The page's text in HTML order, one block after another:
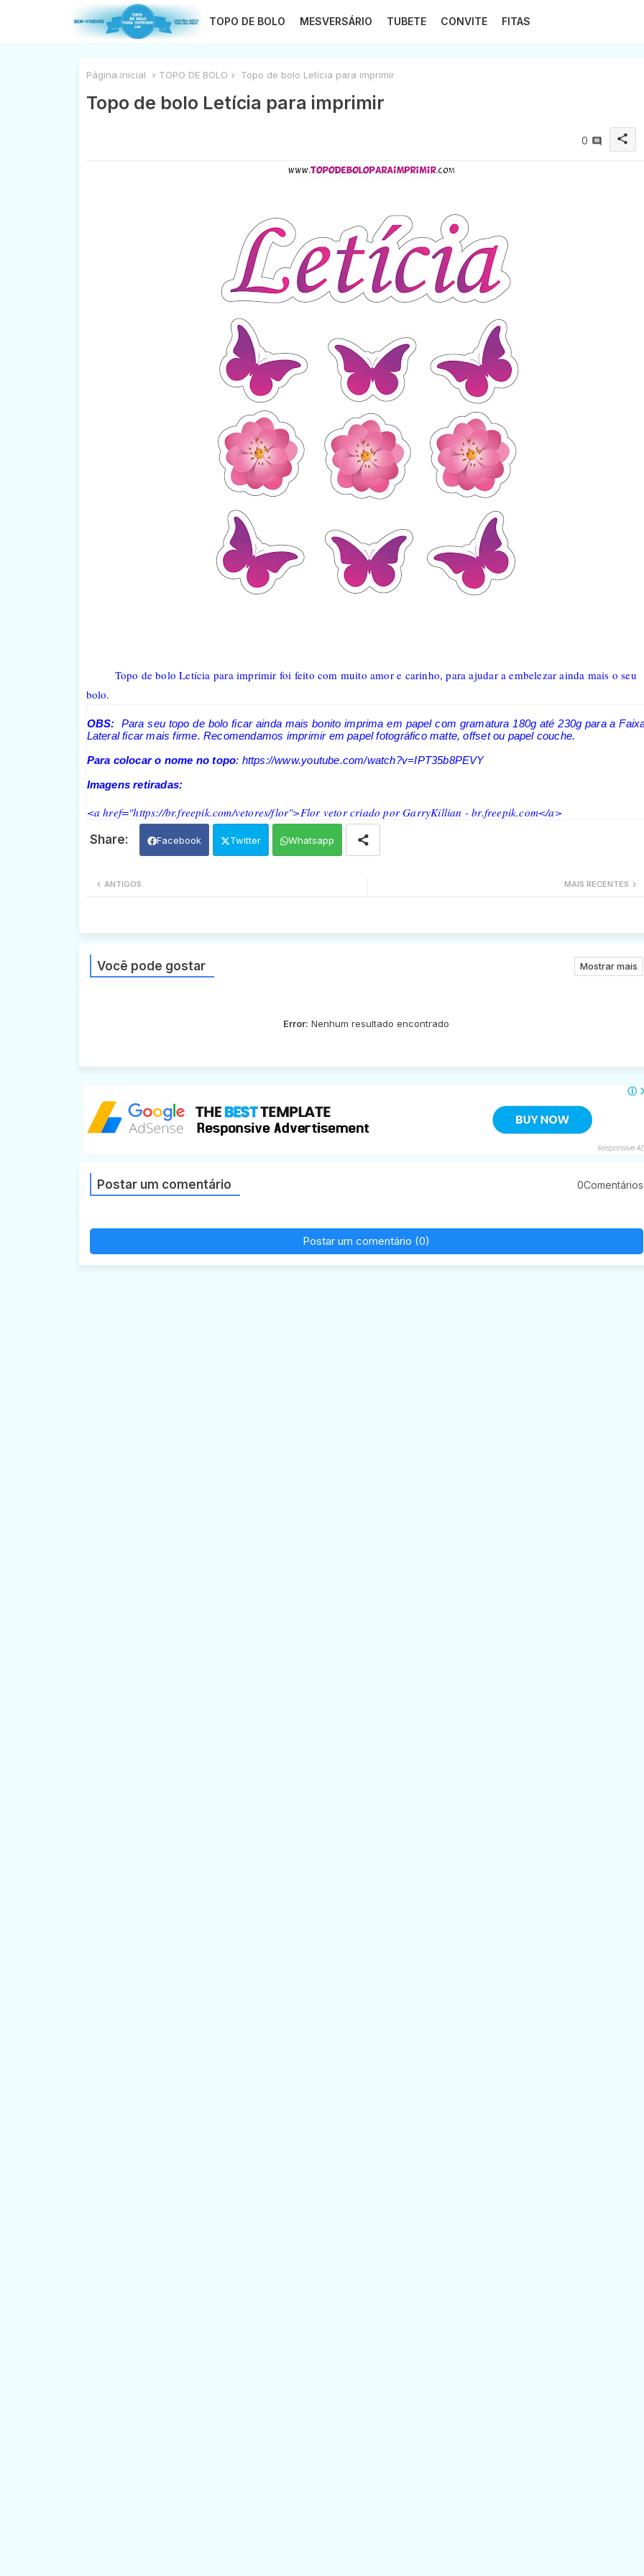
TOPO DE BOLO MESVERSÁRIO TUBETE CONVITE FITAS
Página inicial TOPO DE BOLO Topo de bolo Letícia para imprimir
Topo de bolo Letícia para imprimir
0 share
Topo de bolo Letícia para imprimir foi feito com muito amor e carinho, para ajudar a embelezar ainda mais o seu
bolo.
OBS: Para seu topo de bolo ficar ainda mais bonito imprima em papel com gramatura 180g até 230g para a
Lateral ficar mais firme. Recomendamos imprimir em papel fotográfico matte, offset ou papel couche.
Para colocar o nome no topo: https://www.youtube.com/watch?v=IPT35b8PEVY
Imagens retiradas:
<a href="https://br.freepik.com/vetores/flor">Flor vetor criado por GarryKillian - br.freepik.com</a>
Facebook Twitter Whatsapp
MAIS RECENTES
ANTIGOS
Você pode gostar Mostrar mais
Error: Nenhum resultado encontrado
Postar um comentário 0Comentários
Postar um comentário (0)